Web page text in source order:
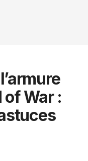
of War :